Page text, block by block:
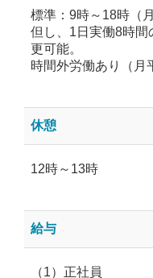
標準：9時～18時（月
但し、1日実働8時間
更可能。
時間外労働あり（月
休憩
12時～13時
給与
（1）正社員